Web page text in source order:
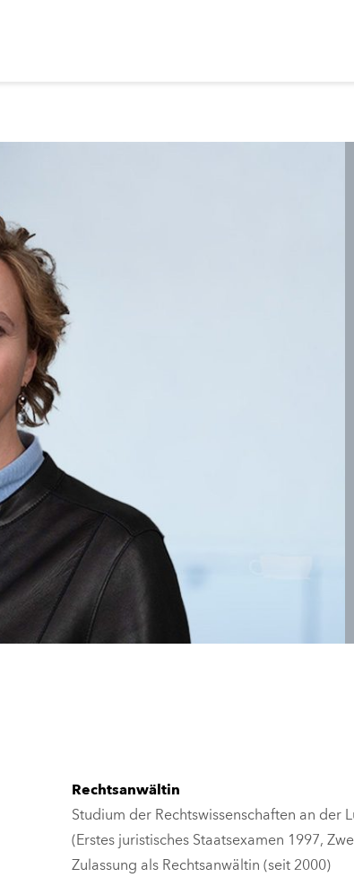
Rechtsanwältin
Studium der Rechtswissenschaften an der
(Erstes juristisches Staatsexamen 1997,
Zulassung als Rechtsanwältin (seit 2000)